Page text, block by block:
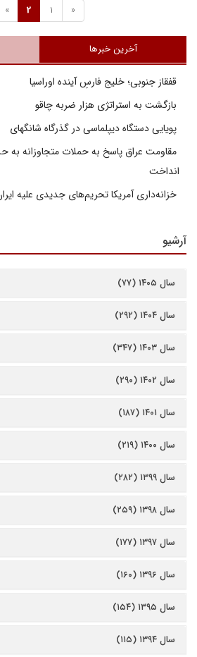
«
1
2
»
آخرین خبرها
قفقاز جنوبی؛ خلیج فارسِ آینده اوراسیا
بازگشت به استراتژی هزار ضربه چاقو
پویایی دستگاه دیپلماسی در گذرگاه شانگهای
مقاومت عراق پاسخ به حملات متجاوزانه به
انداخت
خزانه‌داری آمریکا تحریم‌های جدیدی علیه
آرشیو
سال ۱۴۰۵ (۷۷)
سال ۱۴۰۴ (۲۹۲)
سال ۱۴۰۳ (۳۴۷)
سال ۱۴۰۲ (۲۹۰)
سال ۱۴۰۱ (۱۸۷)
سال ۱۴۰۰ (۲۱۹)
سال ۱۳۹۹ (۲۸۲)
سال ۱۳۹۸ (۲۵۹)
سال ۱۳۹۷ (۱۷۷)
سال ۱۳۹۶ (۱۶۰)
سال ۱۳۹۵ (۱۵۴)
سال ۱۳۹۴ (۱۱۵)